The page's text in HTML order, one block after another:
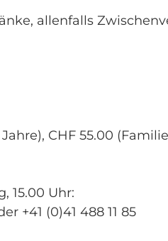
allenfalls
CHF 55.00
15.00 Uhr:
+41 (0)41 488 11 85